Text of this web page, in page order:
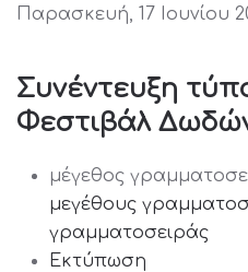
Παρασκευή, 17 Ιουνίου
Συνέντευξη
Φεστιβάλ
μέγεθος
μεγέθους
γραμματοσειράς
Εκτύπωση